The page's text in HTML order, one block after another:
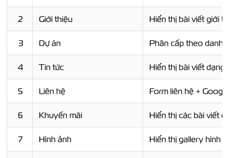
2 Giới thiệu Hiển thị bài viết giới
3 Dự án Phân cấp theo danh
4 Tin tức Hiển thị bài viết dạng
5 Liên hệ Form liên hệ +
6 Khuyến mãi Hiển thị các bài viết
7 Hình ảnh Hiển thị gallery hình